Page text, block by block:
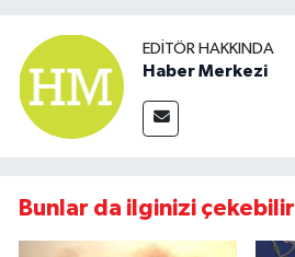
EDITÖR HAKKINDA
Haber Merkezi
Bunlar da ilginizi çekebilir